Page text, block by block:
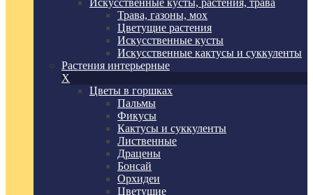
Искусственные кусты, растения, трава
Трава, газоны, мох
Цветущие растения
Искусственные кусты
Искусственные кактусы и суккуленты
Растения интерьерные
X
Цветы в горшках
Пальмы
Фикусы
Кактусы и суккуленты
Лиственные
Драцены
Бонсай
Орхидеи
Цветущие